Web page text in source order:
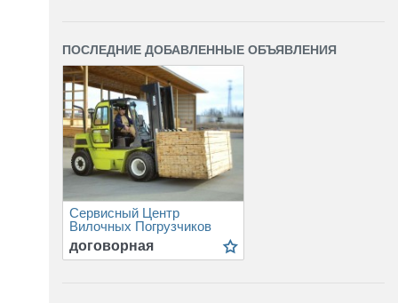
ПОСЛЕДНИЕ ДОБАВЛЕННЫЕ ОБЪЯВЛЕНИЯ
Сервисный Центр
Вилочных Погрузчиков
договорная